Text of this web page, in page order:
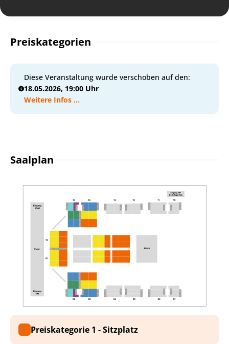
Preiskategorien
Diese Veranstaltung wurde verschoben auf den:
18.05.2026, 19:00 Uhr
Weitere Infos ...
Saalplan
Preiskategorie 1 - Sitzplatz